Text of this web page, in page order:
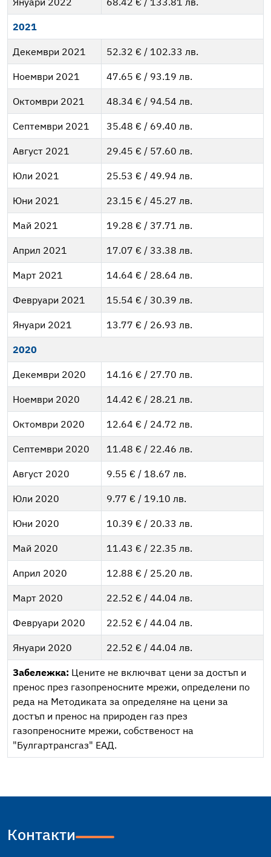
2021
Декември 2021 52.32 € / 102.33 лв.
Ноември 2021 47.65 € / 93.19 лв.
Октомври 2021 48.34 € / 94.54 лв.
Септември 2021 35.48 € / 69.40 лв.
Август 2021 29.45 € / 57.60 лв.
Юли 2021 25.53 € / 49.94 лв.
Юни 2021 23.15 € / 45.27 лв.
Май 2021 19.28 € / 37.71 лв.
Април 2021 17.07 € / 33.38 лв.
Март 2021 14.64 € / 28.64 лв.
Февруари 2021 15.54 € / 30.39 лв.
Януари 2021 13.77 € / 26.93 лв.
2020
Декември 2020 14.16 € / 27.70 лв.
Ноември 2020 14.42 € / 28.21 лв.
Октомври 2020 12.64 € / 24.72 лв.
Септември 2020 11.48 € / 22.46 лв.
Август 2020 9.55 € / 18.67 лв.
Юли 2020 9.77 € / 19.10 лв.
Юни 2020 10.39 € / 20.33 лв.
Май 2020 11.43 € / 22.35 лв.
Април 2020 12.88 € / 25.20 лв.
Март 2020 22.52 € / 44.04 лв.
Февруари 2020 22.52 € / 44.04 лв.
Януари 2020 22.52 € / 44.04 лв.
Забележка: Цените не включват цени за достъп и
пренос през газопреносните мрежи, определени по
реда на Методиката за определяне на цени за
достъп и пренос на природен газ през
газопреносните мрежи, собственост на
"Булгартрансгаз" ЕАД.
Контакти